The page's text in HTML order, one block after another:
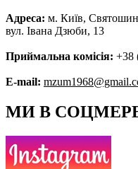
Адреса: м. Київ,
вул. Івана Дзюби, 13
Приймальна комісія: +38
E-mail:
МИ В